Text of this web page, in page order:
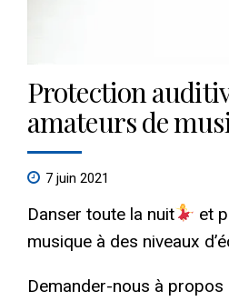
Protection
amateurs de
7 juin 2021
Danser toute la nuit
et
musique à des niveaux
Demander-nous à